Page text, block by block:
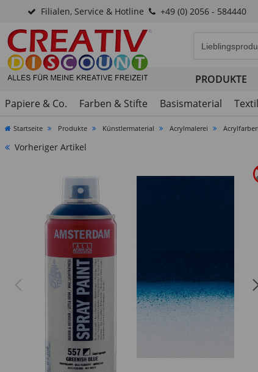
Filialen, Service & Hotline +49 (0) 2056 - 584440
PRODUKTE
Papiere & Co.
Farben & Stifte Basismaterial
Startseite Produkte Künstlermaterial Acrylmalerei Acrylfarben
Vorheriger Artikel